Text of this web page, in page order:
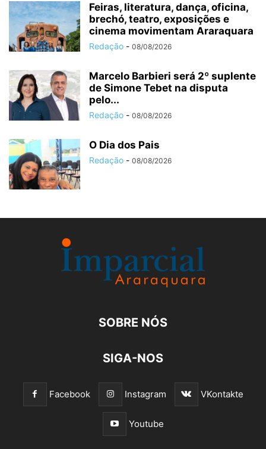
Feiras, literatura, dança, oficina,
brechó, teatro, exposições e
cinema movimentam Araraquara
Redação - 08/08/2026
Marcelo Barbieri será 2º suplente
de Simone Tebet na disputa
pelo...
Redação - 08/08/2026
O Dia dos Pais
Redação - 08/08/2026
SOBRE NÓS
SIGA-NOS
Facebook Instagram VKontakte
Youtube